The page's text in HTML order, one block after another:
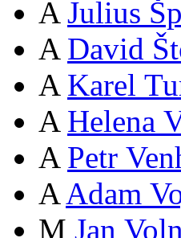
A Julius
A David
A Karel
A Helena
A Petr
A Adam
M Jan